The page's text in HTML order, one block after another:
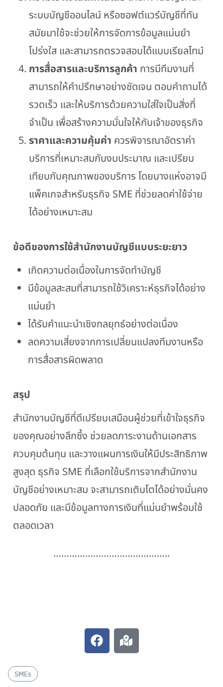
ระบบบัญชีออนไลน์ หรือซอฟต์แวร์บัญชีที่ทัน
สมัยมาใช้จะช่วยให้การจัดการข้อมูลแม่นยำ
โปร่งใส และสามารถตรวจสอบได้แบบเรียลไทม์
การสื่อสารและบริการลูกค้า การมีทีมงานที่
สามารถให้คำปรึกษาอย่างชัดเจน ตอบคำถามได้
รวดเร็ว และให้บริการด้วยความใส่ใจเป็นสิ่งที่
จำเป็น เพื่อสร้างความมั่นใจให้กับเจ้าของธุรกิจ
ราคาและความคุ้มค่า ควรพิจารณาอัตราค่า
บริการที่เหมาะสมกับงบประมาณ และเปรียบ
เทียบกับคุณภาพของบริการ โดยบางแห่งอาจมี
แพ็คเกจสำหรับธุรกิจ SME ที่ช่วยลดค่าใช้จ่าย
ได้อย่างเหมาะสม
ข้อดีของการใช้สำนักงานบัญชีแบบระยะยาว
เกิดความต่อเนื่องในการจัดทำบัญชี
มีข้อมูลสะสมที่สามารถใช้วิเคราะห์ธุรกิจได้อย่าง
แม่นยำ
ได้รับคำแนะนำเชิงกลยุทธ์อย่างต่อเนื่อง
ลดความเสี่ยงจากการเปลี่ยนแปลงทีมงานหรือ
การสื่อสารผิดพลาด
สรุป
สำนักงานบัญชีที่ดีเปรียบเสมือนผู้ช่วยที่เข้าใจธุรกิจ
ของคุณอย่างลึกซึ้ง ช่วยลดภาระงานด้านเอกสาร
ควบคุมต้นทุน และวางแผนการเงินให้มีประสิทธิภาพ
สูงสุด ธุรกิจ SME ที่เลือกใช้บริการจากสำนักงาน
บัญชีอย่างเหมาะสม จะสามารถเติบโตได้อย่างมั่นคง
ปลอดภัย และมีข้อมูลทางการเงินที่แม่นยำพร้อมใช้
ตลอดเวลา
……………………………………..
SMEs